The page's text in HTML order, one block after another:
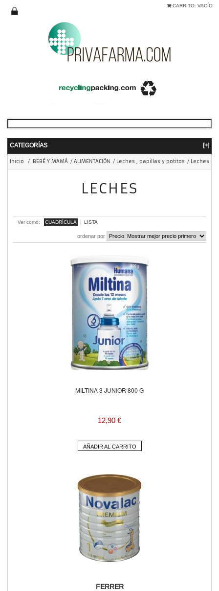
CARRITO: VACÍO
CATEGORÍAS [+]
Inicio / BEBÉ Y MAMÁ / ALIMENTACIÓN / Leches , papillas y potitos / Leches
LECHES
Ver como: CUADRÍCULA | LISTA
ordenar por
MILTINA 3 JUNIOR 800 G
12,90 €
AÑADIR AL CARRITO
FERRER